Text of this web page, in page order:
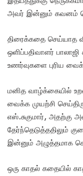
அவர் இன்னும் கவனம்
திரைக்கதை செய்யாத
ஒளிப்பதிவாளர்
உணர்வுகளை புரிய
மனித வாழ்க்கையில்
வைக்க முயற்சி
எஸ்.சுகுமார், அதற்கு
தேர்ந்தெடுத்ததிலும்
இன்னும் அழுத்தமாக
ஒரு காதல் கதையில்